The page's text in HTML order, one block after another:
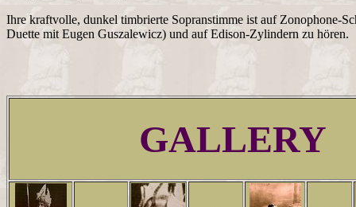
Ihre kraftvolle, dunkel timbrierte Sopranstimme ist auf Zonophone-
Duette mit Eugen Guszalewicz) und auf Edison-Zylindern zu hören.
GALLERY